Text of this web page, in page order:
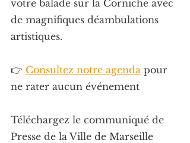
votre balade sur la Corniche avec
de magnifiques déambulations
artistiques.
👉 Consultez notre agenda pour
ne rater aucun événement
Téléchargez le communiqué de
Presse de la Ville de Marseille